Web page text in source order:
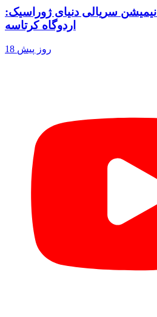
فصل 3 قسمت ۱0 انیمیشن سریالی دنیای ژوراسیک:
اردوگاه کرتاسه
18 روز پیش